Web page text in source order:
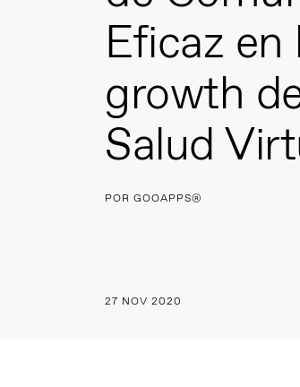
Eficaz
growth
Salud
POR GOOAPPS®
27 NOV 2020